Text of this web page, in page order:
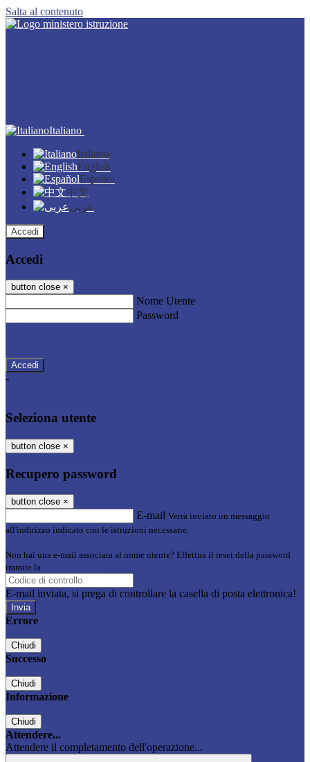
Salta al contenuto
Italiano
Italiano
English
Español
中文
عربى
Accedi
Accedi
button close ×
Nome Utente
Password
-
Seleziona utente
button close ×
Recupero password
button close ×
E-mail Verrà inviato un messaggio
all'indirizzo indicato con le istruzioni necessarie.
Non hai una e-mail associata al nome utente? Effettua il reset della password
tramite la
E-mail inviata, si prega di controllare la casella di posta elettronica!
Errore
Chiudi
Successo
Chiudi
Informazione
Chiudi
Attendere...
Attendere il completamento dell'operazione...